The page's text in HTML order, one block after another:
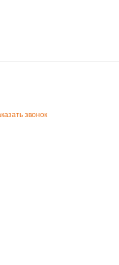
звонок